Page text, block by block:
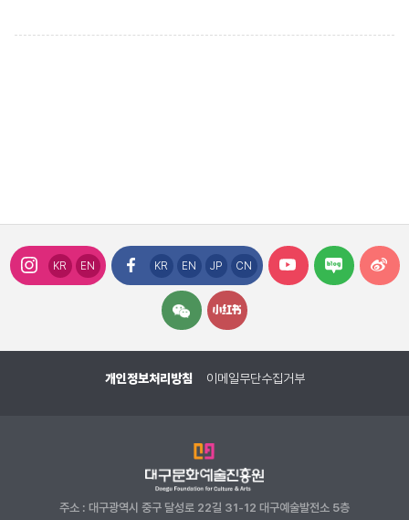
KR EN KR EN JP CN
개인정보처리방침 이메일무단수집거부
주소 : 대구광역시 중구 달성로 22길 31-12 대구예술발전소 5층